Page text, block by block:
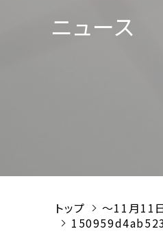
ニュース
トップ
～11月11